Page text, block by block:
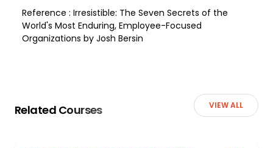
Reference : Irresistible: The Seven Secrets of the
World's Most Enduring, Employee-Focused
Organizations by Josh Bersin
Related Courses VIEW ALL